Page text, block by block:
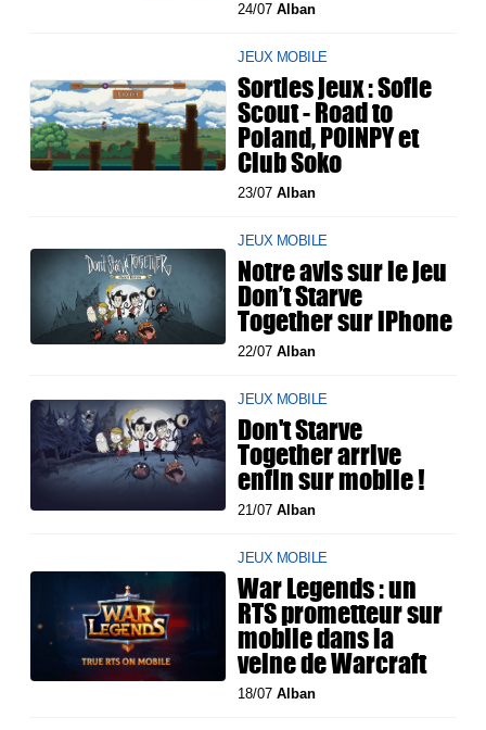
24/07Alban
JEUX MOBILE
Sorties jeux : Sofie
Scout - Road to
Poland, POINPY et
Club Soko
23/07Alban
JEUX MOBILE
Notre avis sur le jeu
Don’t Starve
Together sur iPhone
22/07Alban
JEUX MOBILE
Don't Starve
Together arrive
enfin sur mobile !
21/07Alban
JEUX MOBILE
War Legends : un
RTS prometteur sur
mobile dans la
veine de Warcraft
18/07Alban